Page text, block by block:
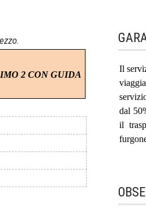
2 CON GUIDA
Il
dal
il